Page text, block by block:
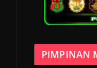
PIMPINAN